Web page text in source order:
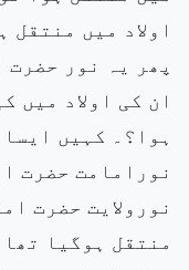
اولاد میں منتقل
پھر یہ نور حضرت
ان کی اولاد میں
ہوا؟۔ کہیں ایسا
نورامامت حضرت
نورولایت حضرت
منتقل ہوگیا